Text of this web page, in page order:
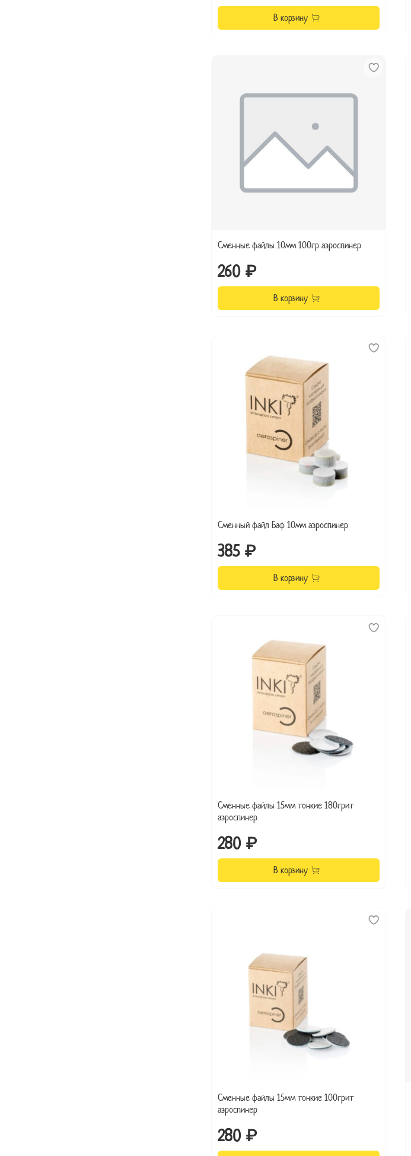
В корзину
Сменные файлы 10мм 100гр аэроспинер
260 ₽
В корзину
Сменный файл Баф 10мм аэроспинер
385 ₽
В корзину
Сменные файлы 15мм тонкие 180грит
аэроспинер
280 ₽
В корзину
Сменные файлы 15мм тонкие 100грит
аэроспинер
280 ₽